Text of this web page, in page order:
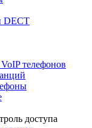
DECT
телефонов
доступа